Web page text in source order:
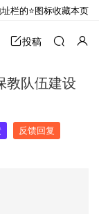
投稿
教队伍建设
反馈回复
栏的⭐图标收藏本页